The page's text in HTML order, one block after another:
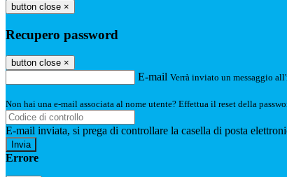
button close ×
Recupero password
button close ×
E-mail Verrà inviato un messaggio
Non hai una e-mail associata al nome utente? Effettua il reset della
E-mail inviata, si prega di controllare la casella di posta
Errore